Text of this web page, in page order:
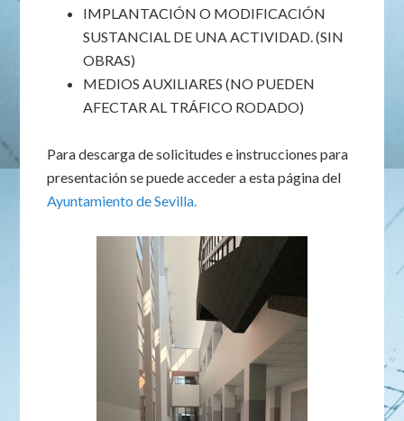
IMPLANTACIÓN O MODIFICACIÓN
SUSTANCIAL DE UNA ACTIVIDAD. (SIN
OBRAS)
MEDIOS AUXILIARES (NO PUEDEN
AFECTAR AL TRÁFICO RODADO)
Para descarga de solicitudes e instrucciones para
presentación se puede acceder a esta página del
Ayuntamiento de Sevilla.